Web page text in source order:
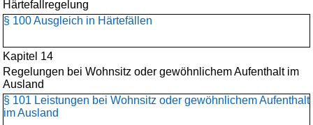
Härtefallregelung
§ 100 Ausgleich in Härtefällen
Kapitel 14
Regelungen bei Wohnsitz oder gewöhnlichem Aufenthalt im
Ausland
§ 101 Leistungen bei Wohnsitz oder gewöhnlichem Aufenthalt
im Ausland